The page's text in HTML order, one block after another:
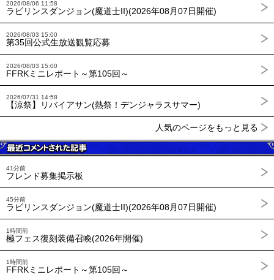
2026/08/06 11:58
ラビリンスダンジョン(魔道士II)(2026年08月07日開催)
2026/08/03 15:00
第35回公式生放送観覧応募
2026/08/03 15:00
FFRKミニレポート～第105回～
2026/07/31 14:58
【涼祭】リバイアサン(熱祭！デンジャラスサマー)
人気のページをもっと見る
41分前
フレンド募集掲示板
45分前
ラビリンスダンジョン(魔道士II)(2026年08月07日開催)
1時間前
極フェス復刻装備召喚(2026年開催)
1時間前
FFRKミニレポート～第105回～